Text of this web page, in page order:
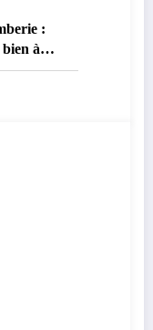
:
à